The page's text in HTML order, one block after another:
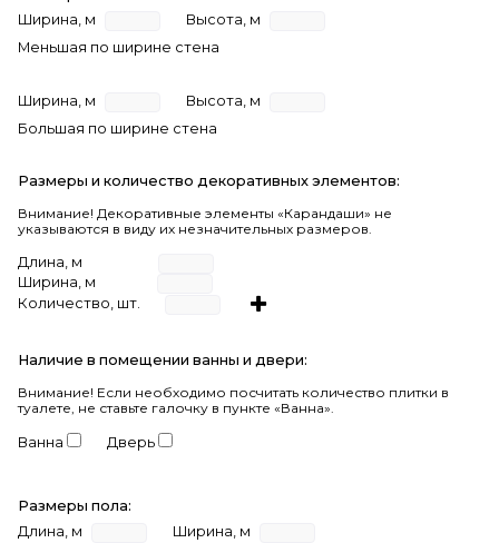
Ширина, м
Высота, м
Меньшая по ширине стена
Ширина, м
Высота, м
Большая по ширине стена
Размеры и количество декоративных элементов:
Внимание! Декоративные элементы «Карандаши» не
указываются в виду их незначительных размеров.
Длина, м
Ширина, м
Количество, шт.
Наличие в помещении ванны и двери:
Внимание! Если необходимо посчитать количество плитки в
туалете, не ставьте галочку в пункте «Ванна».
Ванна Дверь
Размеры пола:
Длина, м
Ширина, м